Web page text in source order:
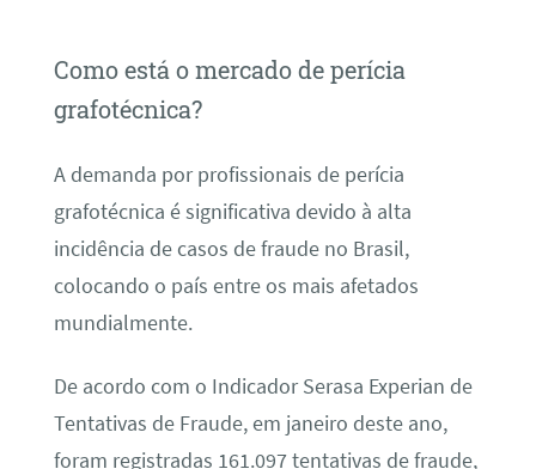
Como está o mercado de perícia
grafotécnica?
A demanda por profissionais de perícia
grafotécnica é significativa devido à alta
incidência de casos de fraude no Brasil,
colocando o país entre os mais afetados
mundialmente.
De acordo com o Indicador Serasa Experian de
Tentativas de Fraude, em janeiro deste ano,
foram registradas 161.097 tentativas de fraude,